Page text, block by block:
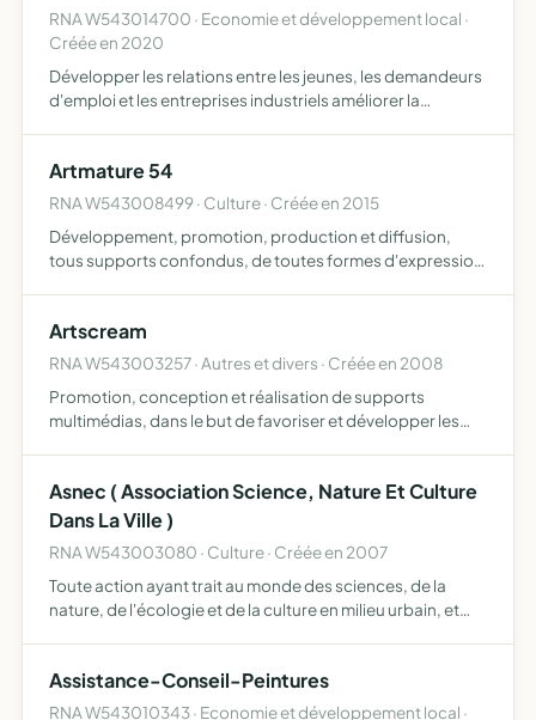
RNA W543014700 · Economie et développement local ·
Créée en 2020
Développer les relations entre les jeunes, les demandeurs
d'emploi et les entreprises industriels améliorer la
Artmature 54
RNA W543008499 · Culture · Créée en 2015
Développement, promotion, production et diffusion,
tous supports confondus, de toutes formes d'expression
tou…
Artscream
RNA W543003257 · Autres et divers · Créée en 2008
Promotion, conception et réalisation de supports
multimédias, dans le but de favoriser et développer les
Asnec ( Association Science, Nature Et Culture
Dans La Ville )
RNA W543003080 · Culture · Créée en 2007
Toute action ayant trait au monde des sciences, de la
nature, de l'écologie et de la culture en milieu urbain, et
Assistance-Conseil-Peintures
RNA W543010343 · Economie et développement local ·